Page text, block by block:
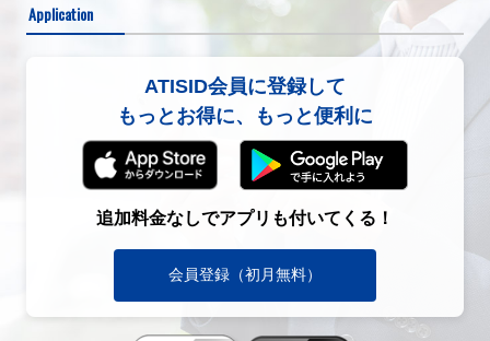
Application
ATISID会員に登録して
もっとお得に、もっと便利に
追加料金なしでアプリも付いてくる！
会員登録（初月無料）